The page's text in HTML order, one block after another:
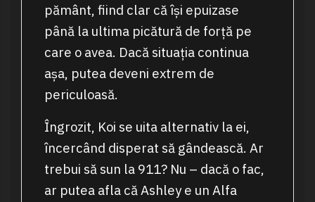
pământ, fiind clar că își epuizase
până la ultima picătură de forță pe
care o avea. Dacă situația continua
așa, putea deveni extrem de
periculoasă.
Îngrozit, Koi se uita alternativ la ei,
încercând disperat să gândească. Ar
trebui să sun la 911? Nu – dacă o fac,
ar putea afla că Ashley e un Alfa